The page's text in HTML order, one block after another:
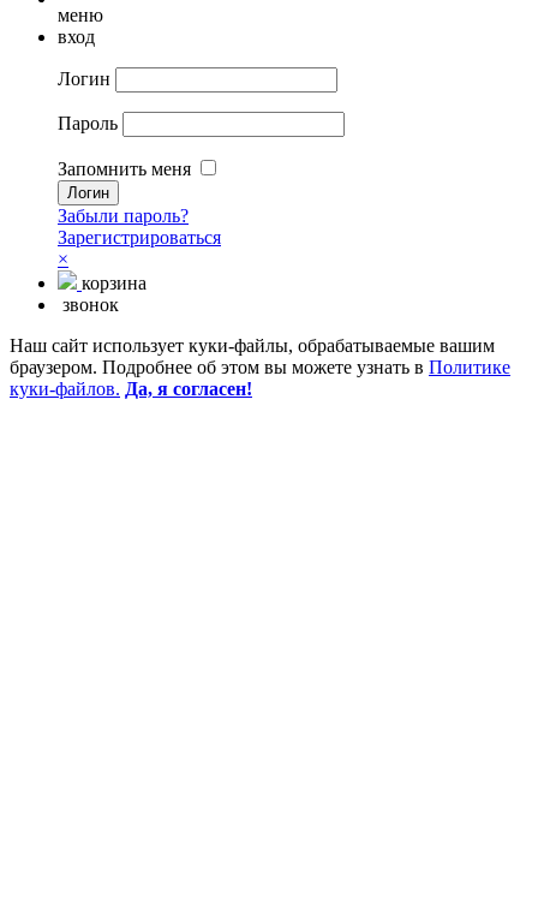
меню
вход
Логин
Пароль
Запомнить меня
Забыли пароль?
Зарегистрироваться
×
корзина
звонок
Наш сайт использует куки-файлы, обрабатываемые вашим
браузером. Подробнее об этом вы можете узнать в Политике
куки-файлов. Да, я согласен!